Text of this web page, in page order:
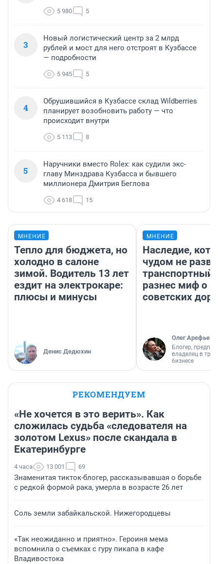
5 980 5
3
Новый логистический центр за 2 млрд
рублей и мост для него отстроят в Кузбассе
— подробности
5 945 5
4
Обрушившийся в Кузбассе склад Wildberries
планирует возобновить работу — что
происходит внутри
5 113 8
5
Наручники вместо Rolex: как судили экс-
главу Минздрава Кузбасса и бывшего
миллионера Дмитрия Беглова
4 618 15
МНЕНИЕ
Тепло для бюджета, но
холодно в салоне
зимой. Водитель 13 лет
ездит на электрокаре:
плюсы и минусы
Денис Дедюхин
МНЕНИЕ
Наследие,
чудом не
транспортный
разнес миф о
советских
Олег Арефьев
Блогер,
владелец в
бизнесе
РЕКОМЕНДУЕМ
«Не хочется в это верить». Как
сложилась судьба «следователя на
золотом Lexus» после скандала в
Екатеринбурге
4 часа 13 001 69
Знаменитая тикток-блогер, рассказывавшая о борьбе
с редкой формой рака, умерла в возрасте 26 лет
Соль земли забайкальской. Нижегородцевы
«Так неожиданно и приятно». Героиня мема
вспомнила о съемках с гуру пикапа в кафе
Владивостока